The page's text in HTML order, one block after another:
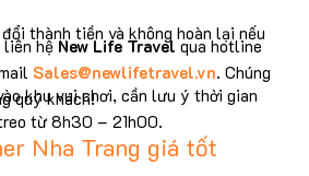
thành tiền và không hoàn lại nếu
khu vui chơi, cần lưu ý thời gian
từ 8h30 – 21h00.
liên hệNew Life Travelqua hotline
Sales@newlifetravel.vn. Chúng
quý khách!
Nha Trang giá tốt